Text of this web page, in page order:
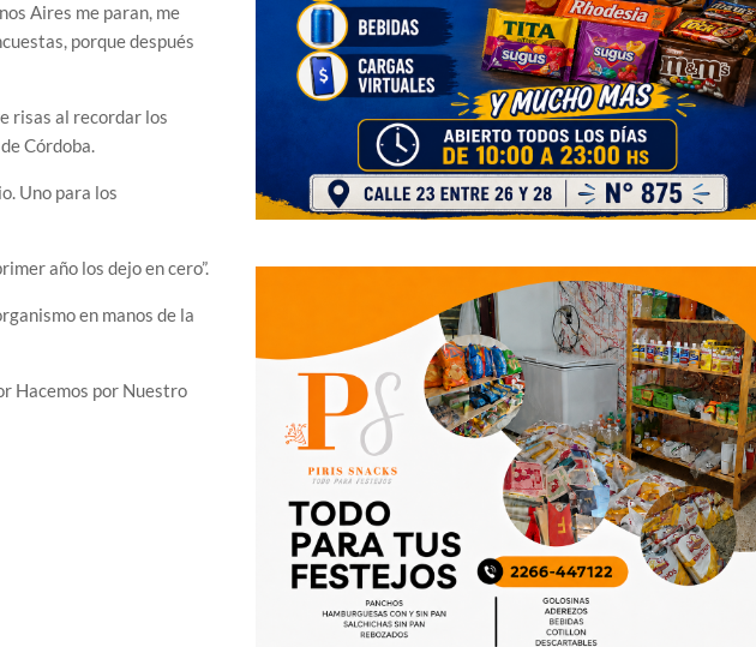
Aires me paran, me
porque después
risas al recordar los
Córdoba.
Uno para los
año los dejo en cero”.
en manos de la
Hacemos por Nuestro